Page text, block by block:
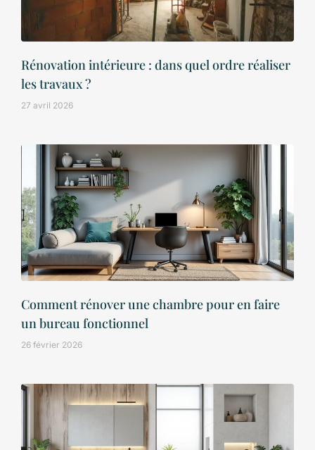
Rénovation intérieure : dans quel ordre réaliser
les travaux ?
27 avril 2026
Comment rénover une chambre pour en faire
un bureau fonctionnel
26 février 2026